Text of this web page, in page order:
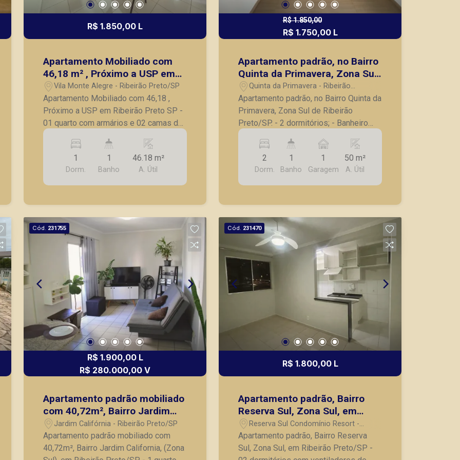
R$ 1.850,00 L
Apartamento Mobiliado com
46,18 m² , Próximo a USP em
Ribeirão Preto SP
Vila Monte Alegre - Ribeirão Preto/SP
Apartamento Mobiliado com 46,18 ,
Próximo a USP em Ribeirão Preto SP -
01 quarto com armários e 02 camas de
solteiro e ar condicionado, - sala ampla
com sacada, sofá e rack - cozinha
americana com geladeira, micro-ondas
e fogão - banheiro social, - 01 vaga de
garagem. A Piramid tem como objetivo
imóveis prontos, usados ou mesmo
nos principais lançamentos da cidade
de Ribeirão Preto.
1
Dorm.
1
Banho
46.18 m²
A. Útil
R$ 1.850,00
R$ 1.750,00 L
Apartamento padrão, no Bairro
Quinta da Primavera, Zona Sul
de Ribeirão Preto/SP.
Quinta da Primavera - Ribeirão
Preto/SP
Apartamento padrão, no Bairro Quinta da
Primavera, Zona Sul de Ribeirão
Preto/SP. - 2 dormitórios; - Banheiro
social; - Sala para 2 ambientes; -
Sacada; - Cozinha com armários
planejados; - Área de serviços; - 1 vaga
de garagem. A Piramid tem como
objetivo atender seus clientes com
mesmo nos principais lançamentos da
cidade de Ribeirão Preto.
2
Dorm.
1
Banho
1
Garagem
50 m²
A. Útil
Cód. 231755
R$ 1.900,00 L
R$ 280.000,00 V
Apartamento padrão mobiliado
com 40,72m², Bairro Jardim
California, (Zona Sul), em
Ribeirão Preto/SP.
Jardim Califórnia - Ribeirão Preto/SP
Apartamento padrão mobiliado com
40,72m², Bairro Jardim California, (Zona
Cód. 231470
R$ 1.800,00 L
Apartamento padrão, Bairro
Reserva Sul, Zona Sul, em
Ribeirão Preto/SP
Reserva Sul Condomínio Resort -
Ribeirão Preto/SP
Apartamento padrão, Bairro Reserva
Sul, Zona Sul, em Ribeirão Preto/SP -